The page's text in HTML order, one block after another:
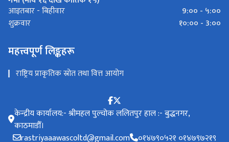
आइतबार - बिहीवार
9:०० - ५:००
शुक्रवार
१०:०० - 3:००
महत्त्वपूर्ण लिङ्कहरू
राष्ट्रिय प्राकृतिक स्रोत तथा वित्त आयोग
केन्द्रीय कार्यालय:- श्रीमहल पुल्चोक ललितपुर हाल :- बुद्धनगर,
काठमाडौँ।
rastriyaaawascoltd@gmail.com
०१४७९०५२१ ०१४७९७२१९